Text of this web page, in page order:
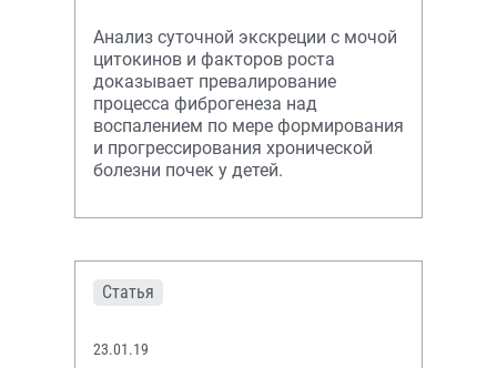
Анализ суточной экскреции с мочой
цитокинов и факторов роста
доказывает превалирование
процесса фиброгенеза над
воспалением по мере формирования
и прогрессирования хронической
болезни почек у детей.
Статья
23.01.19